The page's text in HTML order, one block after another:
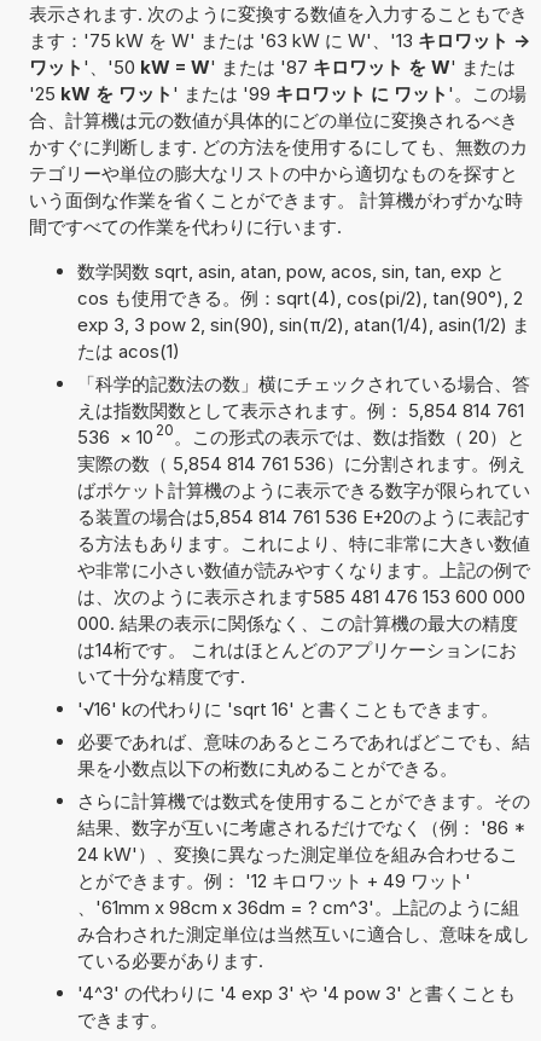
表示されます. 次のように変換する数値を入力することもでき
ます：'75 kW を W' または '63 kW に W'、'13 キロワット ->
ワット '、'50 kW = W' または '87 キロワット を W' または
'25 kW を ワット ' または '99 キロワット に ワット '。この場
合、計算機は元の数値が具体的にどの単位に変換されるべき
かすぐに判断します. どの方法を使用するにしても、無数のカ
テゴリーや単位の膨大なリストの中から適切なものを探すと
いう面倒な作業を省くことができます。 計算機がわずかな時
間ですべての作業を代わりに行います.
数学関数 sqrt, asin, atan, pow, acos, sin, tan, exp と
cos も使用できる。例：sqrt(4), cos(pi/2), tan(90°), 2
exp 3, 3 pow 2, sin(90), sin(π/2), atan(1/4), asin(1/2) ま
たは acos(1)
「科学的記数法の数」横にチェックされている場合、答
えは指数関数として表示されます。例： 5,854 814 761
536 × 10 20 。この形式の表示では、数は指数（ 20）と
実際の数（ 5,854 814 761 536）に分割されます。例え
ばポケット計算機のように表示できる数字が限られてい
る装置の場合は5,854 814 761 536 E+20のように表記す
る方法もあります。これにより、特に非常に大きい数値
や非常に小さい数値が読みやすくなります。上記の例で
は、次のように表示されます585 481 476 153 600 000
000. 結果の表示に関係なく、この計算機の最大の精度
は14桁です。 これはほとんどのアプリケーションにお
いて十分な精度です.
'√16' kの代わりに 'sqrt 16' と書くこともできます。
必要であれば、意味のあるところであればどこでも、結
果を小数点以下の桁数に丸めることができる。
さらに計算機では数式を使用することができます。その
結果、数字が互いに考慮されるだけでなく（例： '86 *
24 kW'）、変換に異なった測定単位を組み合わせるこ
とができます。例： '12 キロワット + 49 ワット'
、'61mm x 98cm x 36dm = ? cm^3'。上記のように組
み合わされた測定単位は当然互いに適合し、意味を成し
ている必要があります.
'4^3' の代わりに '4 exp 3' や '4 pow 3' と書くことも
できます。